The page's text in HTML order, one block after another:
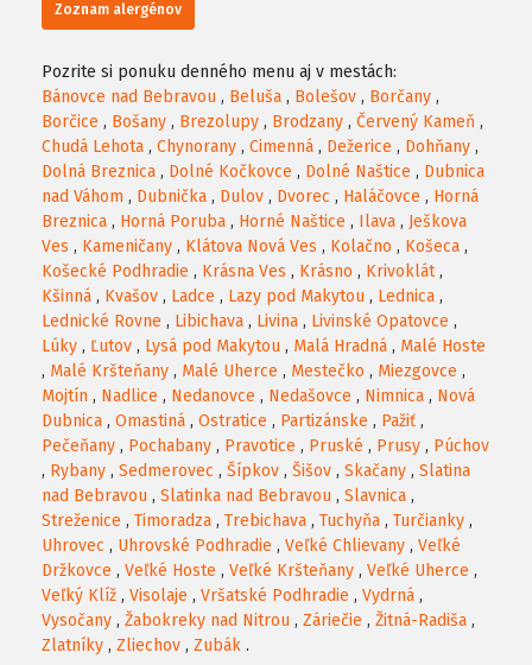
Zoznam alergénov
Pozrite si ponuku denného menu aj v mestách:
Bánovce nad Bebravou , Beluša , Bolešov , Borčany ,
Borčice , Bošany , Brezolupy , Brodzany , Červený Kameň ,
Chudá Lehota , Chynorany , Cimenná , Dežerice , Dohňany ,
Dolná Breznica , Dolné Kočkovce , Dolné Naštice , Dubnica
nad Váhom , Dubnička , Dulov , Dvorec , Haláčovce , Horná
Breznica , Horná Poruba , Horné Naštice , Ilava , Ješkova
Ves , Kameničany , Klátova Nová Ves , Kolačno , Košeca ,
Košecké Podhradie , Krásna Ves , Krásno , Krivoklát,
Kšinná , Kvašov , Ladce , Lazy pod Makytou , Lednica ,
Lednické Rovne , Libichava , Livina , Livinské Opatovce ,
Lúky , Ľutov , Lysá pod Makytou , Malá Hradná , Malé Hoste
, Malé Kršteňany , Malé Uherce , Mestečko , Miezgovce ,
Mojtín , Nadlice , Nedanovce , Nedašovce , Nimnica , Nová
Dubnica , Omastiná , Ostratice , Partizánske , Pažiť ,
Pečeňany , Pochabany , Pravotice , Pruské , Prusy , Púchov
, Rybany , Sedmerovec , Šípkov , Šišov , Skačany , Slatina
nad Bebravou , Slatinka nad Bebravou , Slavnica ,
Streženice , Timoradza , Trebichava , Tuchyňa , Turčianky ,
Uhrovec , Uhrovské Podhradie , Veľké Chlievany , Veľké
Držkovce , Veľké Hoste , Veľké Kršteňany , Veľké Uherce ,
Veľký Klíž , Visolaje , Vršatské Podhradie , Vydrná ,
Vysočany , Žabokreky nad Nitrou , Záriečie , Žitná-Radiša ,
Zlatníky , Zliechov , Zubák .